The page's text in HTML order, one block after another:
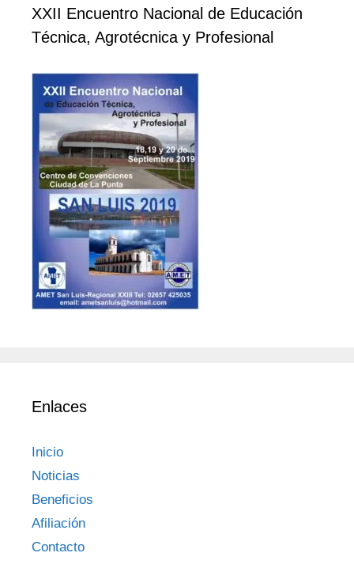
XXII Encuentro Nacional de Educación
Técnica, Agrotécnica y Profesional
Enlaces
Inicio
Noticias
Beneficios
Afiliación
Contacto